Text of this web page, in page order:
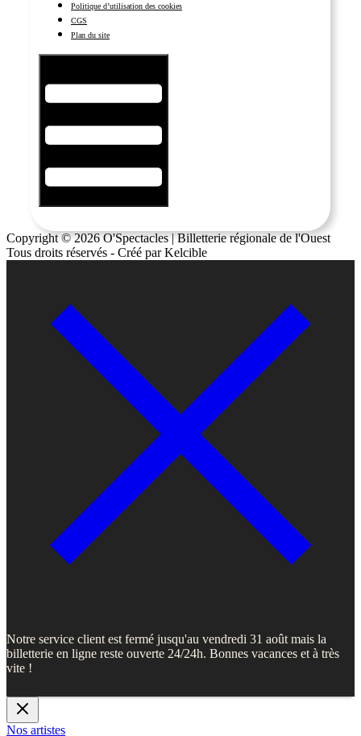
Politique d’utilisation des cookies
CGS
Plan du site
Copyright © 2026 O'Spectacles | Billetterie régionale de l'Ouest
Tous droits réservés - Créé par Kelcible
Notre service client est fermé jusqu'au vendredi 31 août mais la
billetterie en ligne reste ouverte 24/24h. Bonnes vacances et à très
vite !
Nos artistes